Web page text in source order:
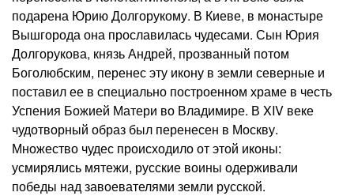
подарена Юрию Долгорукому. В Киеве, в монастыре
Вышгорода она прославилась чудесами. Сын Юрия
Долгорукова, князь Андрей, прозванный потом
Боголюбским, перенес эту икону в земли северные и
поставил ее в специально построенном храме в честь
Успения Божией Матери во Владимире. В XIV веке
чудотворный образ был перенесен в Москву.
Множество чудес происходило от этой иконы:
усмирялись мятежи, русские воины одерживали
победы над завоевателями земли русской.